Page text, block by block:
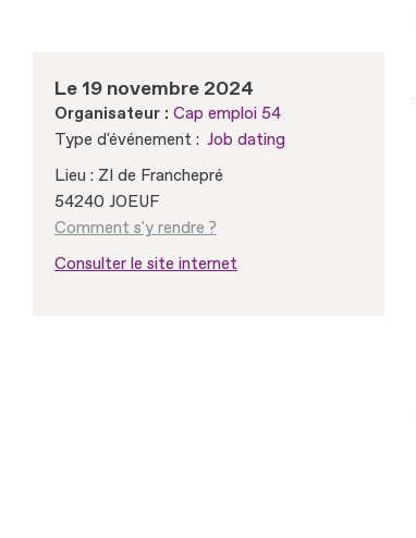
Le 19 novembre 2024
Organisateur : Cap emploi 54
Type d'événement : Job dating
Lieu : ZI de Franchepré
54240 JOEUF
Comment s'y rendre ?
Consulter le site internet